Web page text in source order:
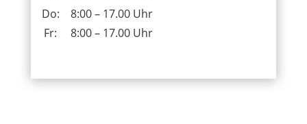
Do:
8:00 – 17.00 Uhr
Fr:
8:00 – 17.00 Uhr